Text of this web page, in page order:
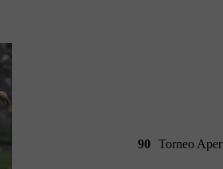
90 Torneo